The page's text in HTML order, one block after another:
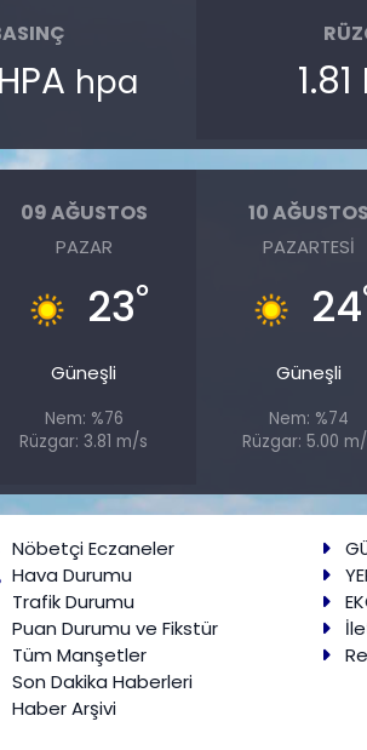
hpa
09 AĞUSTOS
PAZAR
23°
Güneşli
Nem: %76
Rüzgar: 3.81 m/s
10 AĞUSTOS
PAZARTESI
24
Güneşli
Nem: %74
Rüzgar: 5.00
Nöbetçi Eczaneler
Hava Durumu
Trafik Durumu
Puan Durumu ve Fikstür
Tüm Manşetler
Son Dakika Haberleri
Haber Arşivi